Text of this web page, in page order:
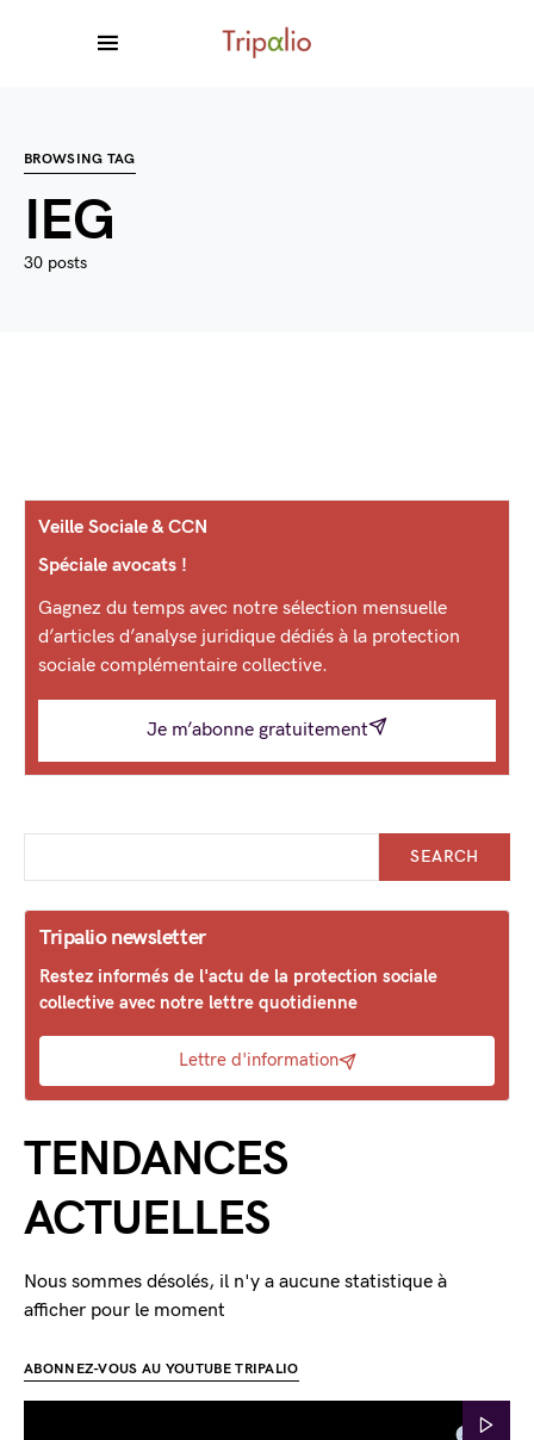
BROWSING TAG
IEG
30 posts
Veille Sociale & CCN
Spéciale avocats !
Gagnez du temps avec notre sélection mensuelle
d’articles d’analyse juridique dédiés à la protection
sociale complémentaire collective.
Je m’abonne gratuitement
SEARCH
Tripalio newsletter
Restez informés de l'actu de la protection sociale
collective avec notre lettre quotidienne
Lettre d'information
TENDANCES
ACTUELLES
Nous sommes désolés, il n'y a aucune statistique à
afficher pour le moment
ABONNEZ-VOUS AU YOUTUBE TRIPALIO